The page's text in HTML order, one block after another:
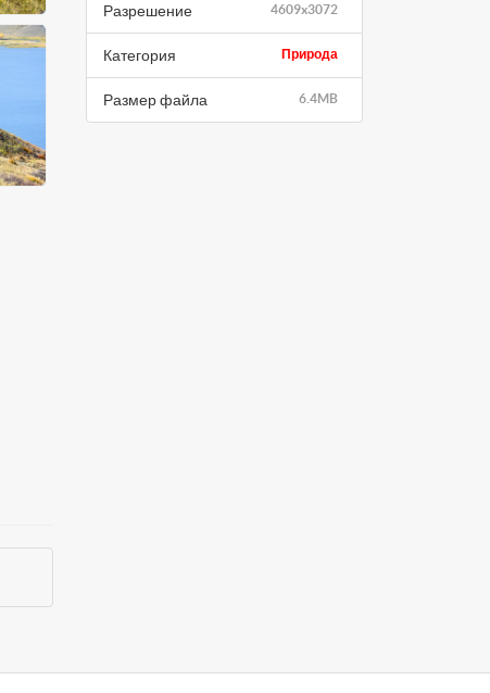
4609x3072
Разрешение
Природа
Категория
6.4MB
Размер файла